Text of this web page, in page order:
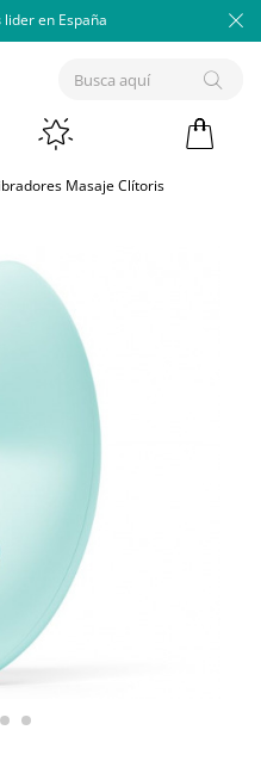
lider en España
Masaje Clítoris